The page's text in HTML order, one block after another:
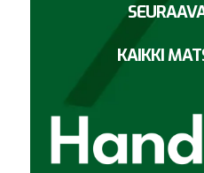
KAIKKI